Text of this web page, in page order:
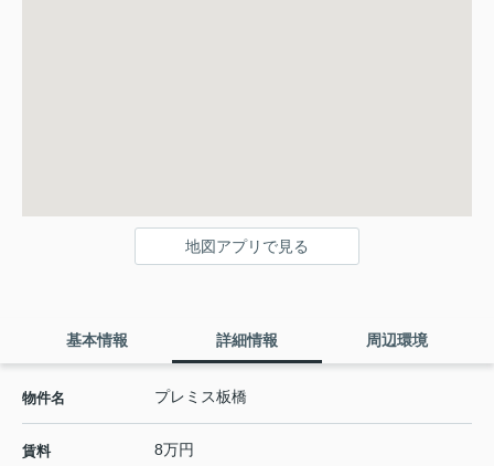
地図アプリで見る
基本情報 詳細情報 周辺環境
物件名 プレミス板橋
賃料 8万円